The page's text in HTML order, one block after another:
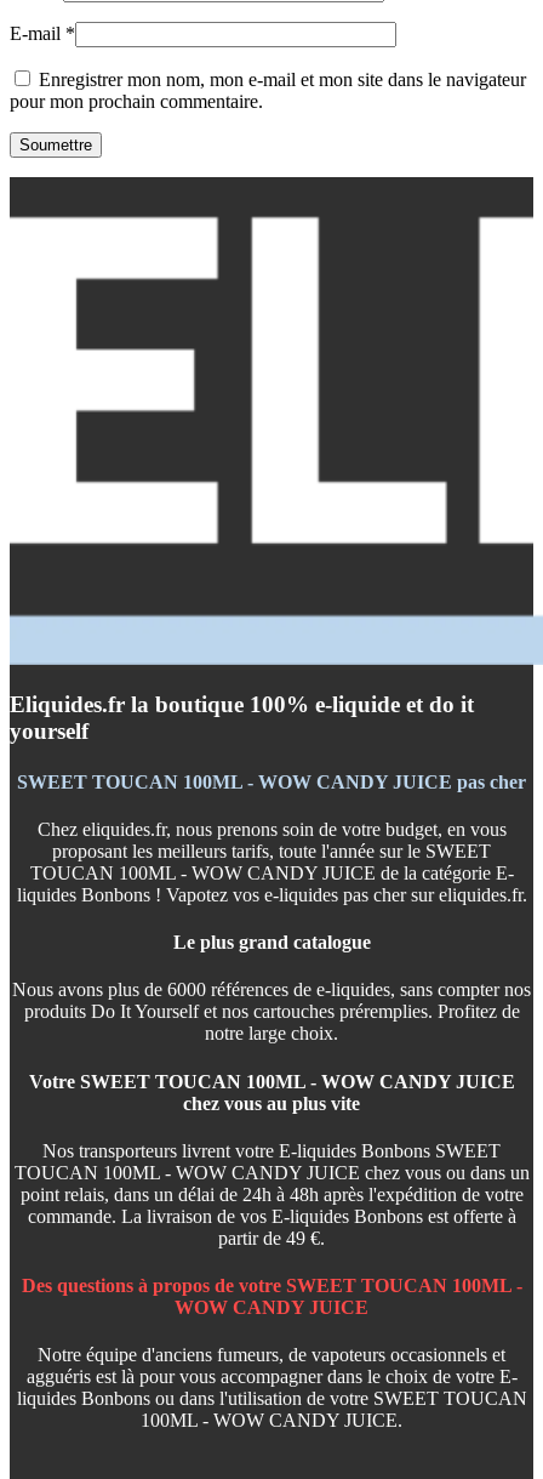
E-mail *
Enregistrer mon nom, mon e-mail et mon site dans le navigateur
pour mon prochain commentaire.
Eliquides.fr la boutique 100% e-liquide et do it
yourself
SWEET TOUCAN 100ML - WOW CANDY JUICE pas cher
Chez eliquides.fr, nous prenons soin de votre budget, en vous
proposant les meilleurs tarifs, toute l'année sur le SWEET
TOUCAN 100ML - WOW CANDY JUICE de la catégorie E-
liquides Bonbons ! Vapotez vos e-liquides pas cher sur eliquides.fr.
Le plus grand catalogue
Nous avons plus de 6000 références de e-liquides, sans compter nos
produits Do It Yourself et nos cartouches préremplies. Profitez de
notre large choix.
Votre SWEET TOUCAN 100ML - WOW CANDY JUICE
chez vous au plus vite
Nos transporteurs livrent votre E-liquides Bonbons SWEET
TOUCAN 100ML - WOW CANDY JUICE chez vous ou dans un
point relais, dans un délai de 24h à 48h après l'expédition de votre
commande. La livraison de vos E-liquides Bonbons est offerte à
partir de 49 €.
Des questions à propos de votre SWEET TOUCAN 100ML -
WOW CANDY JUICE
Notre équipe d'anciens fumeurs, de vapoteurs occasionnels et
agguéris est là pour vous accompagner dans le choix de votre E-
liquides Bonbons ou dans l'utilisation de votre SWEET TOUCAN
100ML - WOW CANDY JUICE.